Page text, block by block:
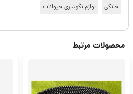
خانگی
لوازم نگهداری حیوانات
محصولات مرتبط